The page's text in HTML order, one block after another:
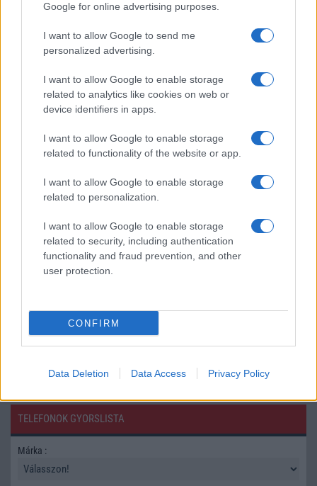
Google for online advertising purposes.
I want to allow Google to send me
personalized advertising.
I want to allow Google to enable storage
related to analytics like cookies on web or
device identifiers in apps.
I want to allow Google to enable storage
related to functionality of the website or app.
I want to allow Google to enable storage
related to personalization.
I want to allow Google to enable storage
related to security, including authentication
functionality and fraud prevention, and other
user protection.
CONFIRM
Data Deletion Data Access Privacy Policy
Az Android rejtett automatizmusai: hat funkció, amely
Ez a rejtett Samsung funkció teljesen megváltoztatja a
Nem biztos, hogy érdemes kivárni az iPhone 18 Prot
A Galaxy S25 is megkaphatja a Galaxy S26 egyik legjobb
kamerás funkcióját
Élőképeken a Dark Cherry színű iPhone 18 Pro Max!
Itt a vég a Galaxy S23 széria számára: a One UI 9 lehet az
utolsó nagy frissítés
További hírek
Mennyibe kerül
TELEFONOK GYORSLISTA
Márka :